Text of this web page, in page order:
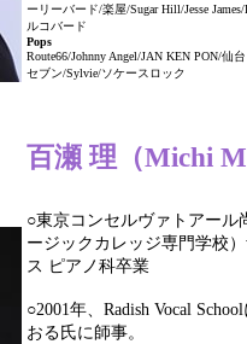
ーリーバード/楽屋/Sugar Hill/Jesse
ルコバード
Pops
Route66/Johnny Angel/JAN KEN PON/仙
セブン/Sylvie/ソケースロック
百瀬 理（Michi
○東京コンセルヴァトアール
ージックカレッジ専門学校
ス ピアノ科卒業
○2001年、Radish Vocal
おる氏に師事。